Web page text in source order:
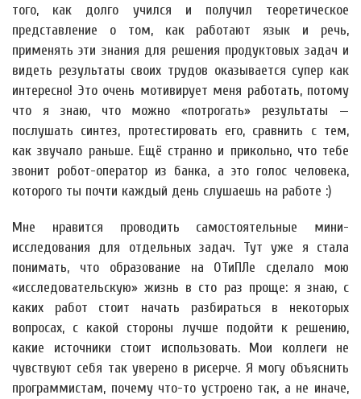
того, как долго учился и получил теоретическое
представление о том, как работают язык и речь,
применять эти знания для решения продуктовых задач и
видеть результаты своих трудов оказывается супер как
интересно! Это очень мотивирует меня работать, потому
что я знаю, что можно «потрогать» результаты —
послушать синтез, протестировать его, сравнить с тем,
как звучало раньше. Ещё странно и прикольно, что тебе
звонит робот-оператор из банка, а это голос человека,
которого ты почти каждый день слушаешь на работе :)
Мне нравится проводить самостоятельные мини-
исследования для отдельных задач. Тут уже я стала
понимать, что образование на ОТиПЛе сделало мою
«исследовательскую» жизнь в сто раз проще: я знаю, с
каких работ стоит начать разбираться в некоторых
вопросах, с какой стороны лучше подойти к решению,
какие источники стоит использовать. Мои коллеги не
чувствуют себя так уверено в рисерче. Я могу объяснить
программистам, почему что-то устроено так, а не иначе,